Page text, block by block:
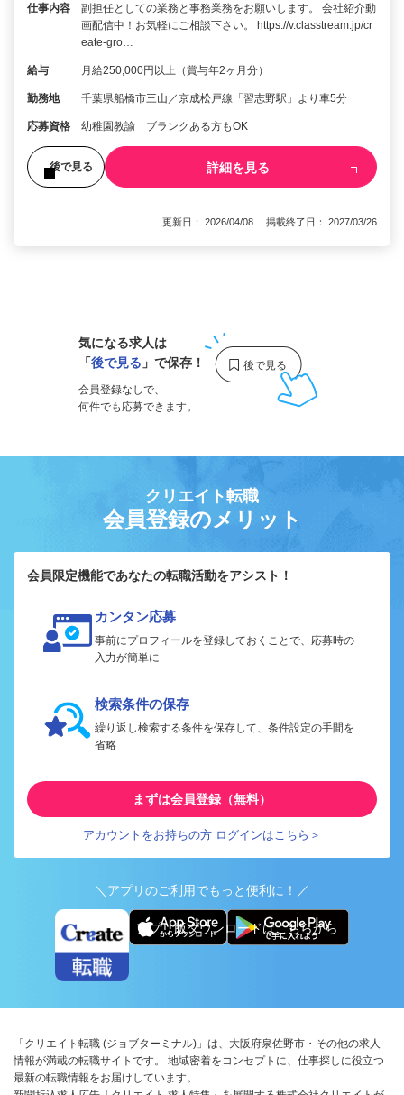
仕事内容
副担任としての業務と事務業務をお願いします。 会社紹介動
画配信中！お気軽にご相談下さい。 https://v.classtream.jp/cr
eate-gro…
給与 月給250,000円以上（賞与年2ヶ月分）
勤務地 千葉県船橋市三山／京成松戸線「習志野駅」より車5分
応募資格 幼稚園教諭 ブランクある方もOK
後で見る 詳細を見る
更新日： 2026/04/08 掲載終了日： 2027/03/26
気になる求人は
「後で見る 」で保存！
会員登録なしで、
何件でも応募できます。
クリエイト転職
会員登録のメリット
会員限定機能であなたの転職活動をアシスト！
カンタン応募
事前にプロフィールを登録しておくことで、応募時の
入力が簡単に
検索条件の保存
繰り返し検索する条件を保存して、条件設定の手間を
省略
まずは会員登録（無料）
アカウントをお持ちの方 ログインはこちら＞
＼アプリのご利用でもっと便利に！／
アプリ版ダウンロードはこちらから
「クリエイト転職 (ジョブターミナル)」は、大阪府泉佐野市・その他の求人
情報が満載の転職サイトです。 地域密着をコンセプトに、仕事探しに役立つ
最新の転職情報をお届けしています。